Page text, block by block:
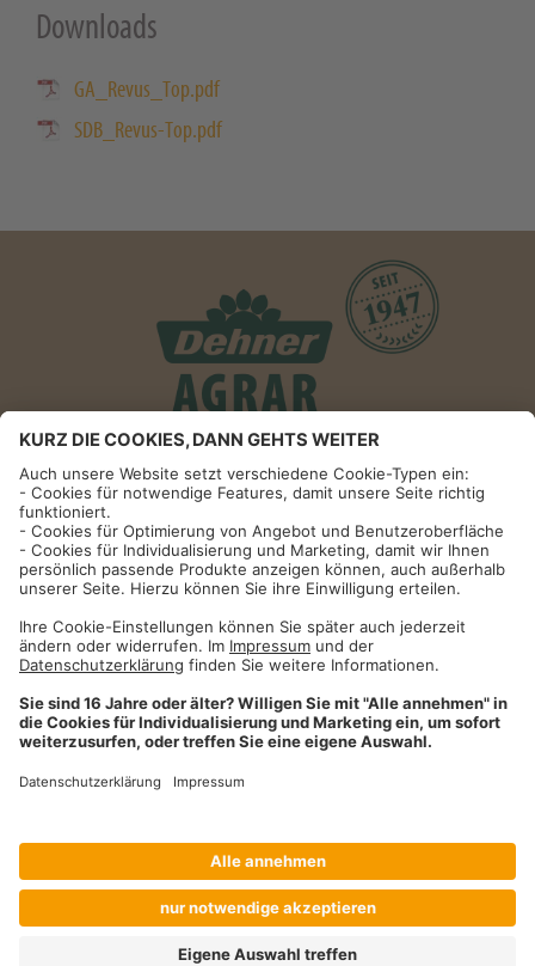
Downloads
GA_Revus_Top.pdf
SDB_Revus-Top.pdf
Informationen
Impressum
Datenschutzhinweise
AGB und Widerrufsbelehrung
Dehner Unternehmen
Cookie-Einstellungen
Dehner Agrar GmbH & Co. KG
09090 / 77 72 72
Fax09090 / 77 73 91
agrar@dehner.de